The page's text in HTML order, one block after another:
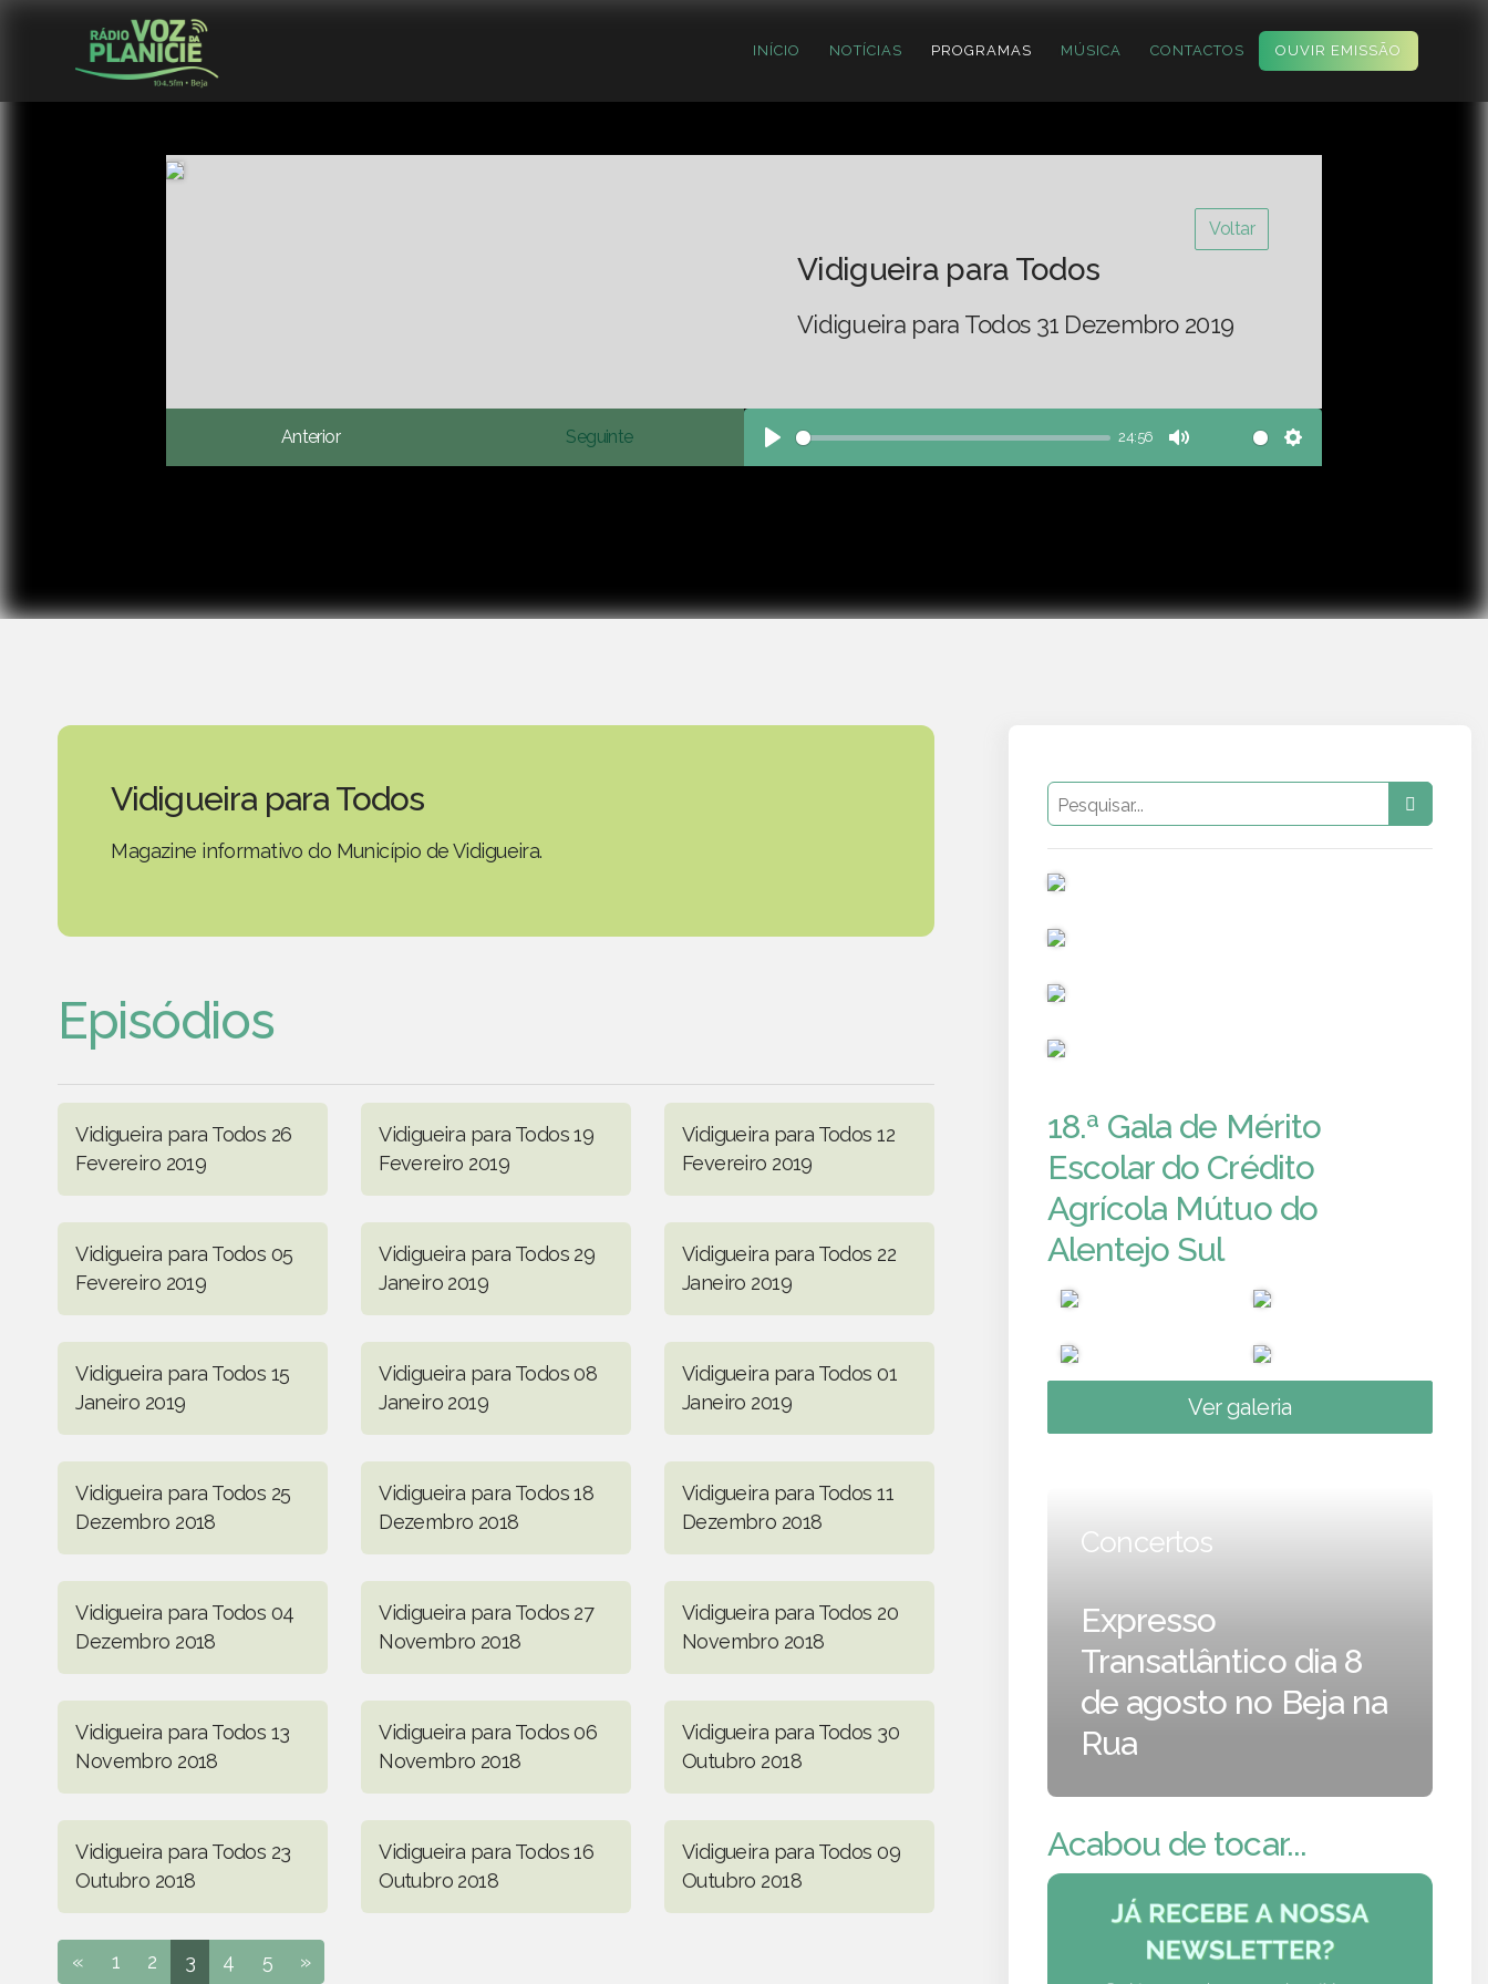
INÍCIO NOTÍCIAS PROGRAMAS MÚSICA CONTACTOS OUVIR EMISSÃO
Voltar
Vidigueira para Todos
Vidigueira para Todos 31 Dezembro 2019
Anterior Seguinte
Play
24:56
Mute Settings
Vidigueira para Todos
Magazine informativo do Município de Vidigueira.
Episódios
Vidigueira para Todos 26
Fevereiro 2019
Vidigueira para Todos 19
Fevereiro 2019
Vidigueira para Todos 12
Fevereiro 2019
Vidigueira para Todos 05
Fevereiro 2019
Vidigueira para Todos 29
Janeiro 2019
Vidigueira para Todos 22
Janeiro 2019
Vidigueira para Todos 15
Janeiro 2019
Vidigueira para Todos 08
Janeiro 2019
Vidigueira para Todos 01
Janeiro 2019
Vidigueira para Todos 25
Dezembro 2018
Vidigueira para Todos 18
Dezembro 2018
Vidigueira para Todos 11
Dezembro 2018
Vidigueira para Todos 04
Dezembro 2018
Vidigueira para Todos 27
Novembro 2018
Vidigueira para Todos 20
Novembro 2018
Vidigueira para Todos 13
Novembro 2018
Vidigueira para Todos 06
Novembro 2018
Vidigueira para Todos 30
Outubro 2018
Vidigueira para Todos 23
Outubro 2018
Vidigueira para Todos 16
Outubro 2018
Vidigueira para Todos 09
Outubro 2018
« 1 2 3 4 5 »
18.ª Gala de Mérito
Escolar do Crédito
Agrícola Mútuo do
Alentejo Sul
Ver galeria
Concertos
Expresso
Transatlântico dia 8
de agosto no Beja na
Rua
Acabou de tocar...